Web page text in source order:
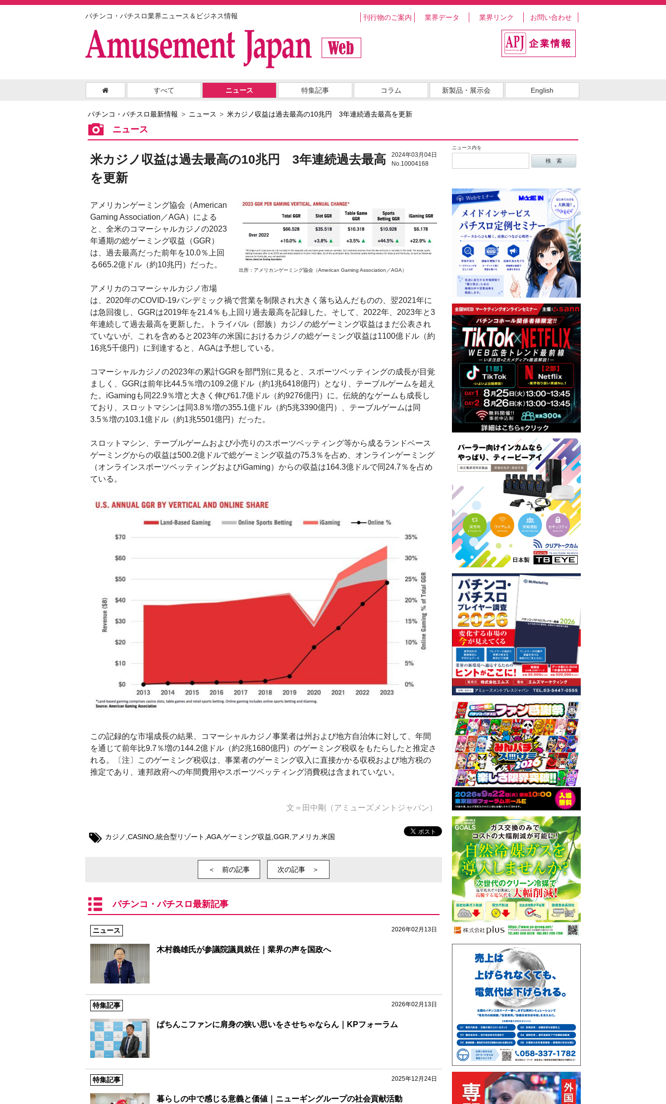
パチンコ・パチスロ業界ニュース＆ビジネス情報 刊行物のご案内 業界データ 業界リンク お問い合わせ
すべて ニュース 特集記事 コラム 新製品・展示会 English
パチンコ・パチスロ最新情報 ニュース 米カジノ収益は過去最高の10兆円 3年連続過去最高を更新
ニュース
ニュース内を
2024年03月04日
No.10004168
米カジノ収益は過去最高の10兆円 3年連続過去最高
を更新
出所：アメリカンゲーミング協会（American Gaming Association／AGA）
アメリカンゲーミング協会（American
Gaming Association／AGA）による
と、全米のコマーシャルカジノの2023
年通期の総ゲーミング収益（GGR）
は、過去最高だった前年を10.0％上回
る665.2億ドル（約10兆円）だった。
アメリカのコマーシャルカジノ市場
は、2020年のCOVID-19パンデミック禍で営業を制限され大きく落ち込んだものの、翌2021年に
は急回復し、GGRは2019年を21.4％も上回り過去最高を記録した。そして、2022年、2023年と3
年連続して過去最高を更新した。トライバル（部族）カジノの総ゲーミング収益はまだ公表され
ていないが、これを含めると2023年の米国におけるカジノの総ゲーミング収益は1100億ドル（約
16兆5千億円）に到達すると、AGAは予想している。
コマーシャルカジノの2023年の累計GGRを部門別に見ると、スポーツベッティングの成長が目覚
ましく、GGRは前年比44.5％増の109.2億ドル（約1兆6418億円）となり、テーブルゲームを超え
た。iGamingも同22.9％増と大きく伸び61.7億ドル（約9276億円）に。伝統的なゲームも成長し
ており、スロットマシンは同3.8％増の355.1億ドル（約5兆3390億円）、テーブルゲームは同
3.5％増の103.1億ドル（約1兆5501億円）だった。
スロットマシン、テーブルゲームおよび小売りのスポーツベッティング等から成るランドベース
ゲーミングからの収益は500.2億ドルで総ゲーミング収益の75.3％を占め、オンラインゲーミング
（オンラインスポーツベッティングおよびiGaming）からの収益は164.3億ドルで同24.7％を占め
ている。
この記録的な市場成長の結果、コマーシャルカジノ事業者は州および地方自治体に対して、年間
を通じて前年比9.7％増の144.2億ドル（約2兆1680億円）のゲーミング税収をもたらしたと推定さ
れる。〔注〕このゲーミング税収は、事業者のゲーミング収入に直接かかる収税および地方税の
推定であり、連邦政府への年間費用やスポーツベッティング消費税は含まれていない。
文＝田中剛（アミューズメントジャパン）
カジノ CASINO 統合型リゾート AGA ゲーミング収益 GGR アメリカ 米国
＜ 前の記事 次の記事 ＞
パチンコ・パチスロ最新記事
2026年02月13日
ニュース
木村義雄氏が参議院議員就任｜業界の声を国政へ
2026年02月13日
特集記事
ぱちんこファンに肩身の狭い思いをさせちゃならん｜KPフォーラム
2025年12月24日
特集記事
暮らしの中で感じる意義と価値｜ニューギングループの社会貢献活動